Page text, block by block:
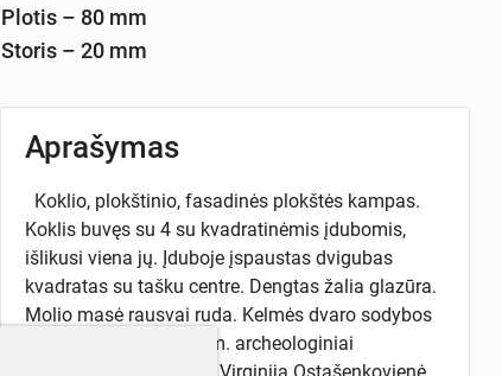
Plotis – 80 mm
Storis – 20 mm
Aprašymas
Koklio, plokštinio, fasadinės plokštės kampas.
Koklis buvęs su 4 su kvadratinėmis įdubomis,
išlikusi viena jų. Įduboje įspaustas dvigubas
kvadratas su tašku centre. Dengtas žalia glazūra.
Molio masė rausvai ruda. Kelmės dvaro sodybos
(193) teritorijos, 2018 m. archeologiniai